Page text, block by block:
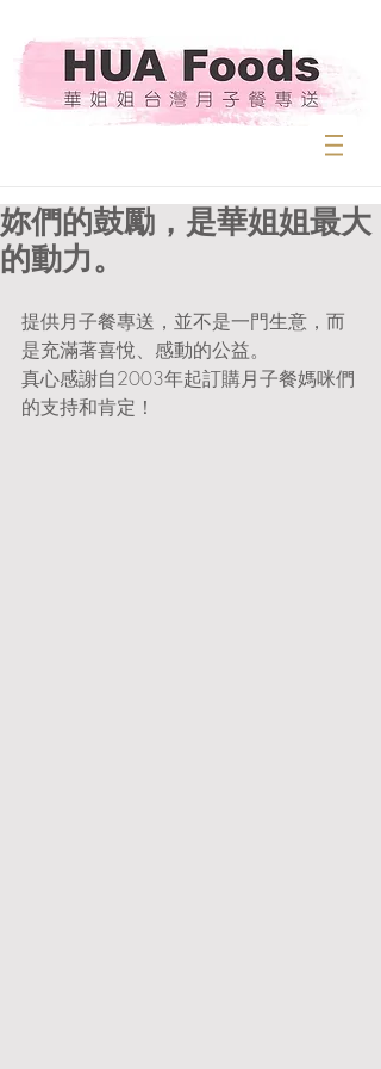
妳們的鼓勵，是華姐姐最大
的動力。
提供月子餐專送，並不是一門生意，而
是充滿著喜悅、感動的公益。
真心感謝自2003年起訂購月子餐媽咪們
的支持和肯定！